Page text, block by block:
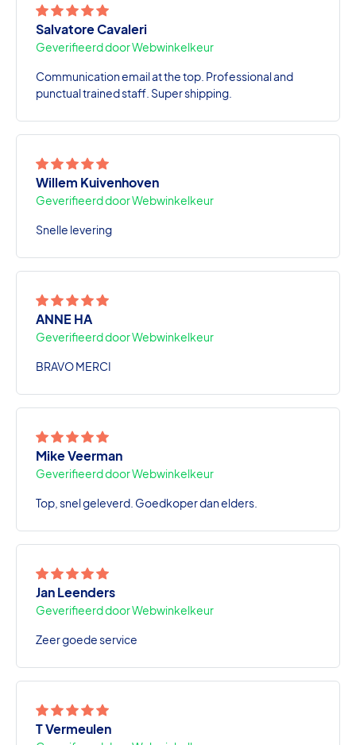
Salvatore Cavaleri
Geverifieerd door Webwinkelkeur
Communication email at the top. Professional and
punctual trained staff. Super shipping.
Willem Kuivenhoven
Geverifieerd door Webwinkelkeur
Snelle levering
ANNE HA
Geverifieerd door Webwinkelkeur
BRAVO MERCI
Mike Veerman
Geverifieerd door Webwinkelkeur
Top, snel geleverd. Goedkoper dan elders.
Jan Leenders
Geverifieerd door Webwinkelkeur
Zeer goede service
T Vermeulen